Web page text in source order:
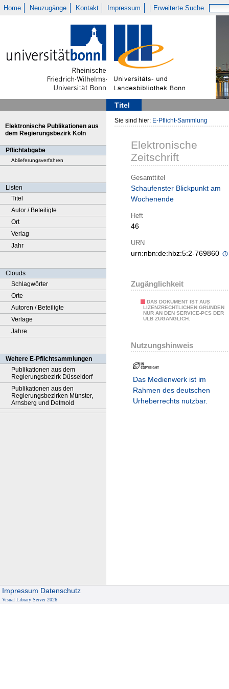
Home Neuzugänge Kontakt Impressum Erweiterte Suche
Titel
Elektronische Publikationen aus
dem Regierungsbezirk Köln
Pflichtabgabe
Ablieferungsverfahren
Listen
Titel
Autor / Beteiligte
Ort
Verlag
Jahr
Clouds
Schlagwörter
Orte
Autoren / Beteiligte
Verlage
Jahre
Weitere E-Pflichtsammlungen
Publikationen aus dem
Regierungsbezirk Düsseldorf
Publikationen aus den
Regierungsbezirken Münster,
Arnsberg und Detmold
Sie sind hier: E-Pflicht-Sammlung
Elektronische
Zeitschrift
Gesamttitel
Schaufenster Blickpunkt am
Wochenende
Heft
46
URN
urn:nbn:de:hbz:5:2-769860
Zugänglichkeit
DAS DOKUMENT IST AUS
LIZENZRECHTLICHEN GRÜNDEN
NUR AN DEN SERVICE-PCS DER
ULB ZUGÄNGLICH.
Nutzungshinweis
Das Medienwerk ist im
Rahmen des deutschen
Urheberrechts nutzbar.
Impressum Datenschutz
Visual Library Server 2026